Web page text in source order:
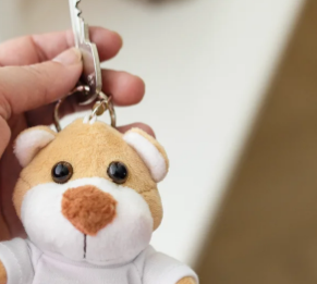
de +15 000 avis)
Les clients nous attribuent
Google Reviews (total de tous les
présents).
gratuite
d’unique en quelques étapes – avec